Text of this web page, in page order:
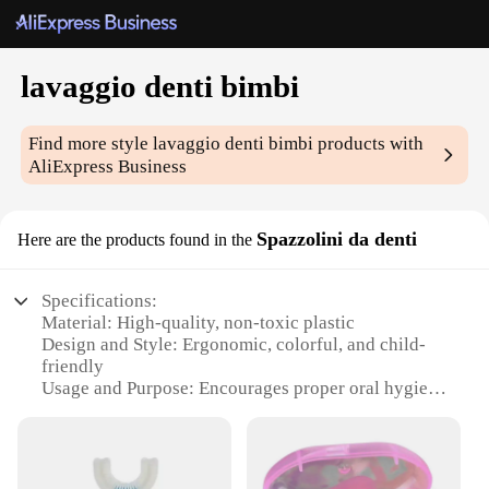
lavaggio denti bimbi
Find more stylelavaggio denti bimbi products with
AliExpress Business
Here are the products found in the Spazzolini da denti
Specifications:
Material: High-quality, non-toxic plastic
Design and Style: Ergonomic, colorful, and child-
friendly
Usage and Purpose: Encourages proper oral hygiene
and gentle on gums
Shape or Size or Weight or Quantity: Lightweight